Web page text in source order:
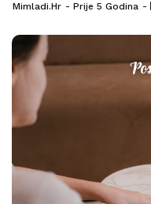
Mimladi.hr Prije 5 Godina